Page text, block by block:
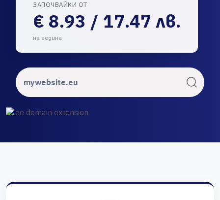
ЗАПОЧВАЙКИ ОТ
€ 8.93 / 17.47 лв.
на година